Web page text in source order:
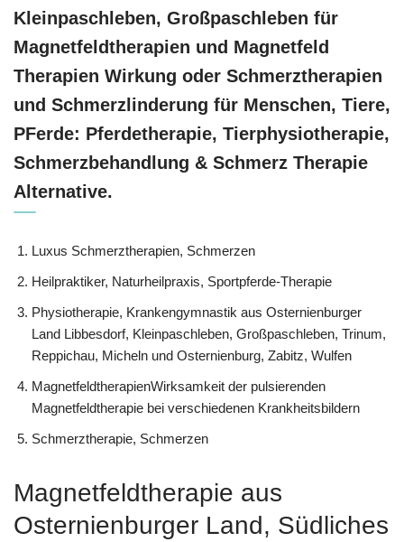
Kleinpaschleben, Großpaschleben für
Magnetfeldtherapien und Magnetfeld
Therapien Wirkung oder Schmerztherapien
und Schmerzlinderung für Menschen, Tiere,
PFerde: Pferdetherapie, Tierphysiotherapie,
Schmerzbehandlung & Schmerz Therapie
Alternative.
Luxus Schmerztherapien, Schmerzen
Heilpraktiker, Naturheilpraxis, Sportpferde-Therapie
Physiotherapie, Krankengymnastik aus Osternienburger
Land Libbesdorf, Kleinpaschleben, Großpaschleben, Trinum,
Reppichau, Micheln und Osternienburg, Zabitz, Wulfen
MagnetfeldtherapienWirksamkeit der pulsierenden
Magnetfeldtherapie bei verschiedenen Krankheitsbildern
Schmerztherapie, Schmerzen
Magnetfeldtherapie aus
Osternienburger Land, Südliches